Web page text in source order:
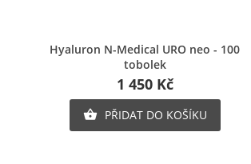
Rychlý náhled
Hyaluron N-Medical URO neo - 100
tobolek
1 450 Kč
 PŘIDAT DO KOŠÍKU